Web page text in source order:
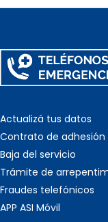
Actualizá tus datos
Contrato de adhesión
Baja del servicio
Trámite de
Fraudes telefónicos
APP ASI Móvil